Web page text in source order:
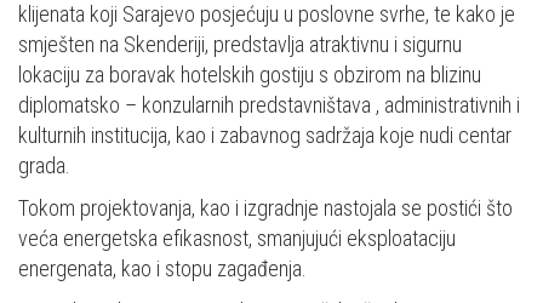
klijenata koji Sarajevo posjećuju u poslovne svrhe, te kako je
smješten na Skenderiji, predstavlja atraktivnu i sigurnu
lokaciju za boravak hotelskih gostiju s obzirom na blizinu
diplomatsko – konzularnih predstavništava , administrativnih i
kulturnih institucija, kao i zabavnog sadržaja koje nudi centar
grada.
Tokom projektovanja, kao i izgradnje nastojala se postići što
veća energetska efikasnost, smanjujući eksploataciju
energenata, kao i stopu zagađenja.